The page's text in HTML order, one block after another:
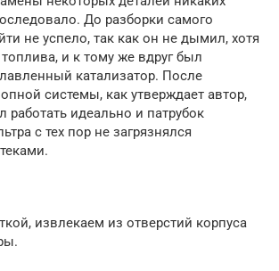
До разборки самого
не успело, так как он не дымил, хотя
и к тому же вдруг был
катализатор. После
системы, как утверждает автор,
работать идеально и патрубок
с тех пор не загрязнялся
извлекаем из отверстий корпуса